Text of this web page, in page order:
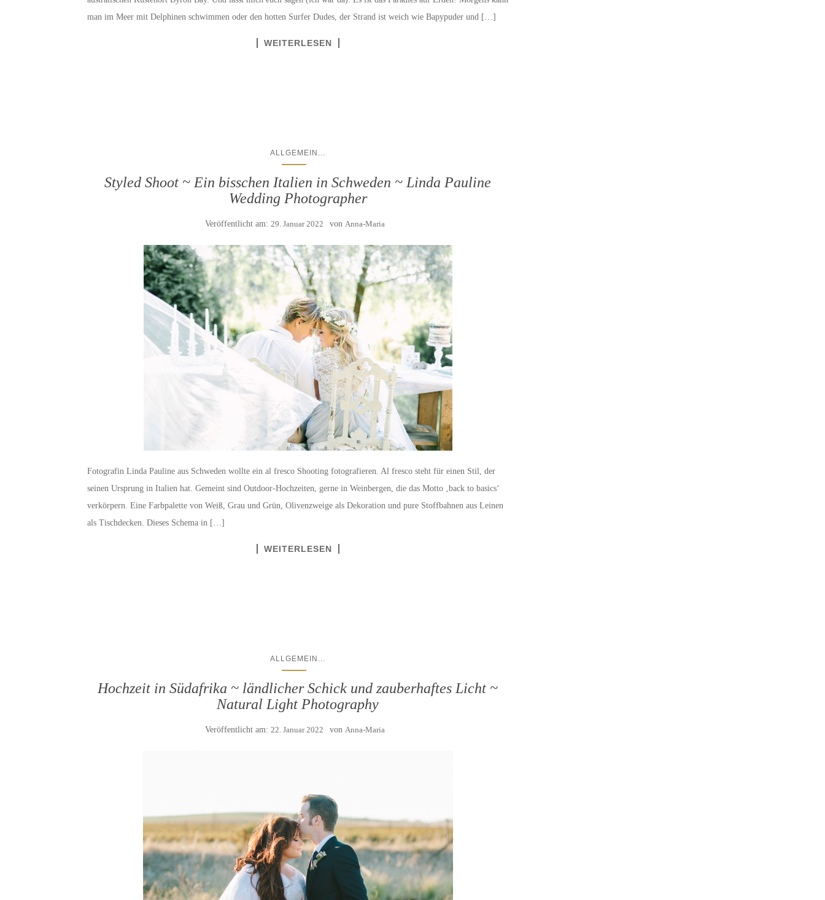
man im Meer mit Delphinen schwimmen oder den hotten Surfer Dudes, der Strand ist weich wie Bapypuder und […]
WEITERLESEN
ALLGEMEIN
Styled Shoot ~ Ein bisschen Italien in Schweden ~ Linda Pauline
Wedding Photographer
Veröffentlicht am: 29. Januar 2022 von Anna-Maria
Fotografin Linda Pauline aus Schweden wollte ein al fresco Shooting fotografieren. Al fresco steht für einen Stil, der
seinen Ursprung in Italien hat. Gemeint sind Outdoor-Hochzeiten, gerne in Weinbergen, die das Motto ‚back to basics‘
verkörpern. Eine Farbpalette von Weiß, Grau und Grün, Olivenzweige als Dekoration und pure Stoffbahnen aus Leinen
als Tischdecken. Dieses Schema in […]
WEITERLESEN
ALLGEMEIN
Hochzeit in Südafrika ~ ländlicher Schick und zauberhaftes Licht ~
Natural Light Photography
Veröffentlicht am: 22. Januar 2022 von Anna-Maria